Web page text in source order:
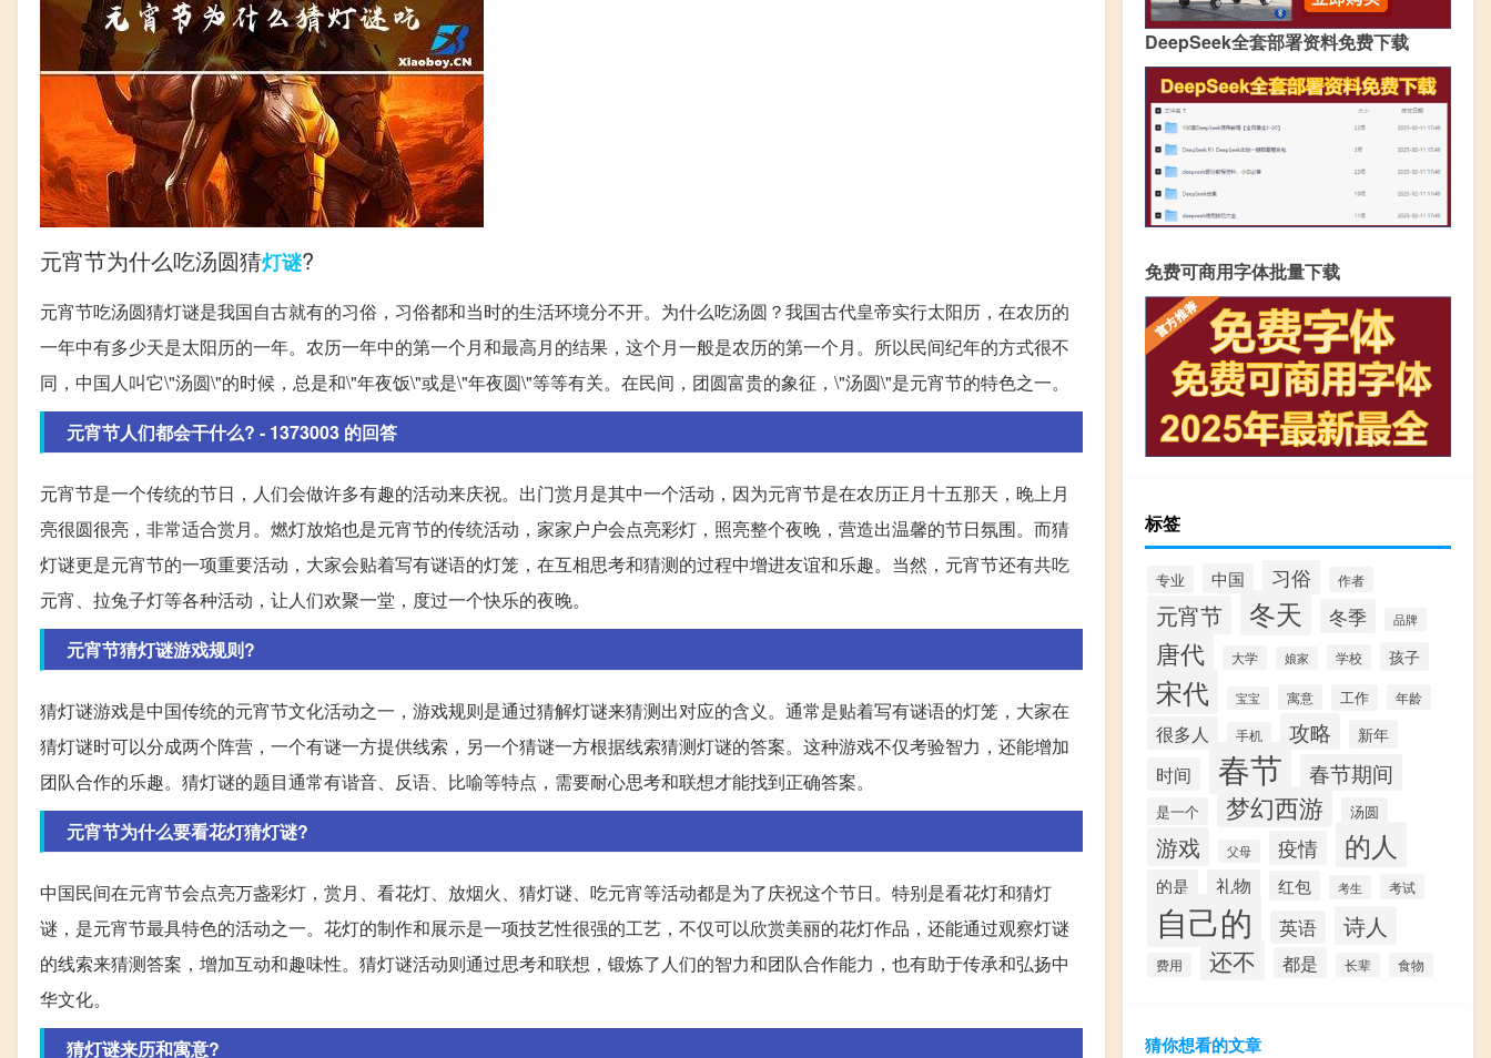
元宵节为什么吃汤圆猜灯谜?
元宵节吃汤圆猜灯谜是我国自古就有的习俗，习俗都和当时的生活环境分不开。为什么吃汤圆？我国古代皇帝实行太阳历，在农历的
一年中有多少天是太阳历的一年。农历一年中的第一个月和最高月的结果，这个月一般是农历的第一个月。所以民间纪年的方式很不
同，中国人叫它\"汤圆\"的时候，总是和\"年夜饭\"或是\"年夜圆\"等等有关。在民间，团圆富贵的象征，\"汤圆\"是元宵节的特色之一。
元宵节人们都会干什么? - 1373003 的回答
元宵节是一个传统的节日，人们会做许多有趣的活动来庆祝。出门赏月是其中一个活动，因为元宵节是在农历正月十五那天，晚上月
亮很圆很亮，非常适合赏月。燃灯放焰也是元宵节的传统活动，家家户户会点亮彩灯，照亮整个夜晚，营造出温馨的节日氛围。而猜
灯谜更是元宵节的一项重要活动，大家会贴着写有谜语的灯笼，在互相思考和猜测的过程中增进友谊和乐趣。当然，元宵节还有共吃
元宵、拉兔子灯等各种活动，让人们欢聚一堂，度过一个快乐的夜晚。
元宵节猜灯谜游戏规则?
猜灯谜游戏是中国传统的元宵节文化活动之一，游戏规则是通过猜解灯谜来猜测出对应的含义。通常是贴着写有谜语的灯笼，大家在
猜灯谜时可以分成两个阵营，一个有谜一方提供线索，另一个猜谜一方根据线索猜测灯谜的答案。这种游戏不仅考验智力，还能增加
团队合作的乐趣。猜灯谜的题目通常有谐音、反语、比喻等特点，需要耐心思考和联想才能找到正确答案。
元宵节为什么要看花灯猜灯谜?
中国民间在元宵节会点亮万盏彩灯，赏月、看花灯、放烟火、猜灯谜、吃元宵等活动都是为了庆祝这个节日。特别是看花灯和猜灯
谜，是元宵节最具特色的活动之一。花灯的制作和展示是一项技艺性很强的工艺，不仅可以欣赏美丽的花灯作品，还能通过观察灯谜
的线索来猜测答案，增加互动和趣味性。猜灯谜活动则通过思考和联想，锻炼了人们的智力和团队合作能力，也有助于传承和弘扬中
华文化。
猜灯谜来历和寓意?
DeepSeek全套部署资料免费下载
免费可商用字体批量下载
标签
专业 中国 习俗 作者
元宵节 冬天 冬季 品牌
唐代 大学 娘家 学校 孩子
宋代 宝宝 寓意 工作 年龄
很多人 手机 攻略 新年
时间 春节 春节期间
是一个 梦幻西游 汤圆
游戏 父母 疫情 的人
的是 礼物 红包 考生 考试
自己的 英语 诗人
费用 还不 都是 长辈 食物
猜你想看的文章